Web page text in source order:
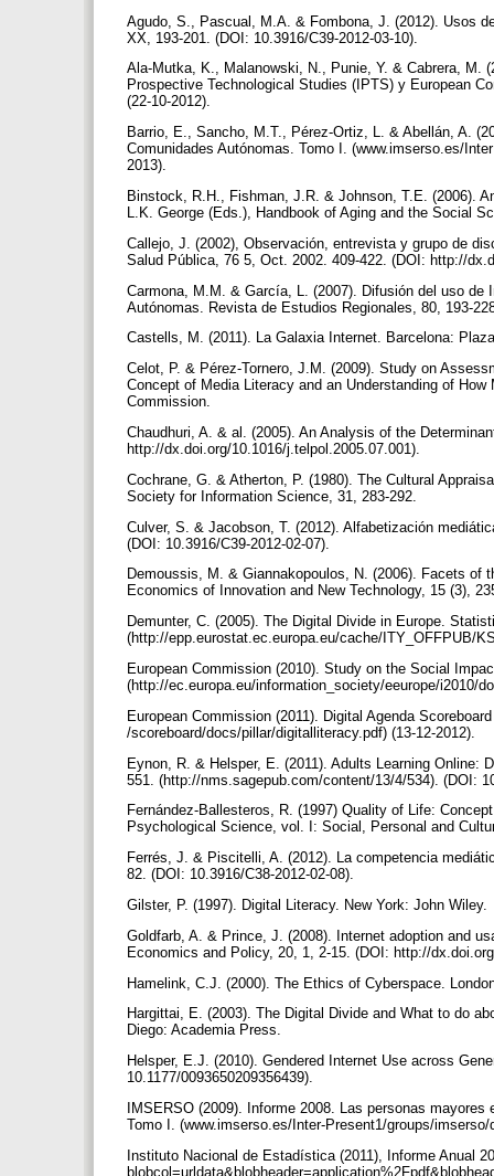
Agudo, S., Pascual, M.A. & Fombona, J. (2012). Usos
XX, 193-201. (DOI: 10.3916/C39-2012-03-10).
Ala-Mutka, K., Malanowski, N., Punie, Y. & Cabrera, M.
Prospective Technological Studies (IPTS) y European
(22-10-2012).
Barrio, E., Sancho, M.T., Pérez-Ortiz, L. & Abellán, A.
Comunidades Autónomas. Tomo I. (www.imserso.es/
2013).
Binstock, R.H., Fishman, J.R. & Johnson, T.E. (2006).
L.K. George (Eds.), Handbook of Aging and the Social
Callejo, J. (2002), Observación, entrevista y grupo de
Salud Pública, 76 5, Oct. 2002. 409-422. (DOI: http://
Carmona, M.M. & García, L. (2007). Difusión del uso
Autónomas. Revista de Estudios Regionales, 80, 193-
Castells, M. (2011). La Galaxia Internet. Barcelona:
Celot, P. & Pérez-Tornero, J.M. (2009). Study on
Concept of Media Literacy and an Understanding of
Commission.
Chaudhuri, A. & al. (2005). An Analysis of the
http://dx.doi.org/10.1016/j.telpol.2005.07.001).
Cochrane, G. & Atherton, P. (1980). The Cultural
Society for Information Science, 31, 283-292.
Culver, S. & Jacobson, T. (2012). Alfabetización
(DOI: 10.3916/C39-2012-02-07).
Demoussis, M. & Giannakopoulos, N. (2006). Facets of
Economics of Innovation and New Technology, 15 (3),
Demunter, C. (2005). The Digital Divide in Europe.
(http://epp.eurostat.ec.europa.eu/cache/ITY_OFFPUB/
European Commission (2010). Study on the Social
(http://ec.europa.eu/information_society/eeurope/i2010/
European Commission (2011). Digital Agenda
/scoreboard/docs/pillar/digitalliteracy.pdf) (13-12-2012).
Eynon, R. & Helsper, E. (2011). Adults Learning Online:
551. (http://nms.sagepub.com/content/13/4/534). (DOI:
Fernández-Ballesteros, R. (1997) Quality of Life:
Psychological Science, vol. I: Social, Personal and
Ferrés, J. & Piscitelli, A. (2012). La competencia
82. (DOI: 10.3916/C38-2012-02-08).
Gilster, P. (1997). Digital Literacy. New York: John Wiley.
Goldfarb, A. & Prince, J. (2008). Internet adoption and
Economics and Policy, 20, 1, 2-15. (DOI: http://
Hamelink, C.J. (2000). The Ethics of Cyberspace.
Hargittai, E. (2003). The Digital Divide and What to do
Diego: Academia Press.
Helsper, E.J. (2010). Gendered Internet Use across
10.1177/0093650209356439).
IMSERSO (2009). Informe 2008. Las personas
Tomo I. (www.imserso.es/Inter-Present1/groups/
Instituto Nacional de Estadística (2011), Informe Anual